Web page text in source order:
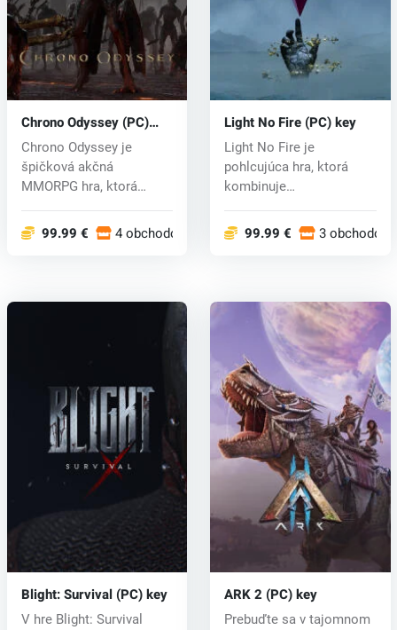
Chrono Odyssey (PC)
key
Chrono Odyssey je
špičková akčná
MMORPG hra, ktorá
grafik...
99.99 € 4 obchodoch
Light No Fire (PC) key
Light No Fire je
pohlcujúca hra, ktorá
kombinuje
budovanie,...
99.99 € 3 obchodoch
Blight: Survival (PC) key
V hre Blight: Survival
ARK 2 (PC) key
Prebuďte sa v tajomnom